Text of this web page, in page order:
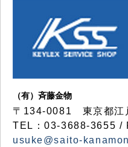
（有）斉藤金物
〒134-0081 東京都江
TEL：03-3688-3655 /
usuke@saito-